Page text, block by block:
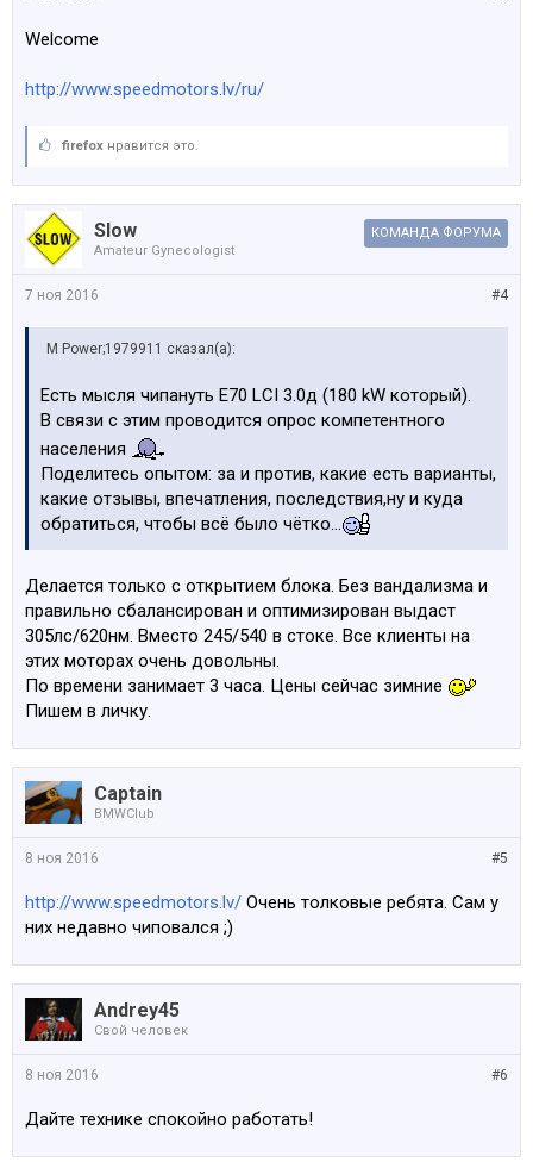
Welcome
http://www.speedmotors.lv/ru/
firefox нравится это.
Slow
Amateur Gynecologist
КОМАНДА ФОРУМА
#4
7 ноя 2016
M Power;1979911 сказал(а):
Есть мысля чипануть Е70 LCI 3.0д (180 kW который).
В связи с этим проводится опрос компетентного
населения
Поделитесь опытом: за и против, какие есть варианты,
какие отзывы, впечатления, последствия,ну и куда
обратиться, чтобы всё было чётко...
Делается только с открытием блока. Без вандализма и
правильно сбалансирован и оптимизирован выдаст
305лс/620нм. Вместо 245/540 в стоке. Все клиенты на
этих моторах очень довольны.
По времени занимает 3 часа. Цены сейчас зимние
Пишем в личку.
Captain
BMWClub
#5
8 ноя 2016
http://www.speedmotors.lv/ Очень толковые ребята. Сам у
них недавно чиповался ;)
Andrey45
Свой человек
#6
8 ноя 2016
Дайте технике спокойно работать!